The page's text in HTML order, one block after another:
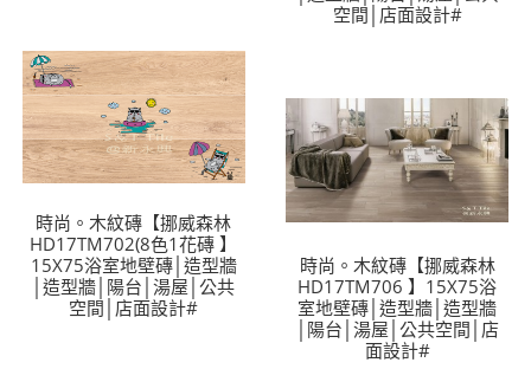
空間│店面設計#
時尚。木紋磚【挪威森林
HD17TM702(8色1花磚 】
15X75浴室地壁磚│造型牆
│造型牆│陽台│湯屋│公共
空間│店面設計#
時尚。木紋磚【挪威森林
HD17TM706 】15X75浴
室地壁磚│造型牆│造型牆
│陽台│湯屋│公共空間│店
面設計#